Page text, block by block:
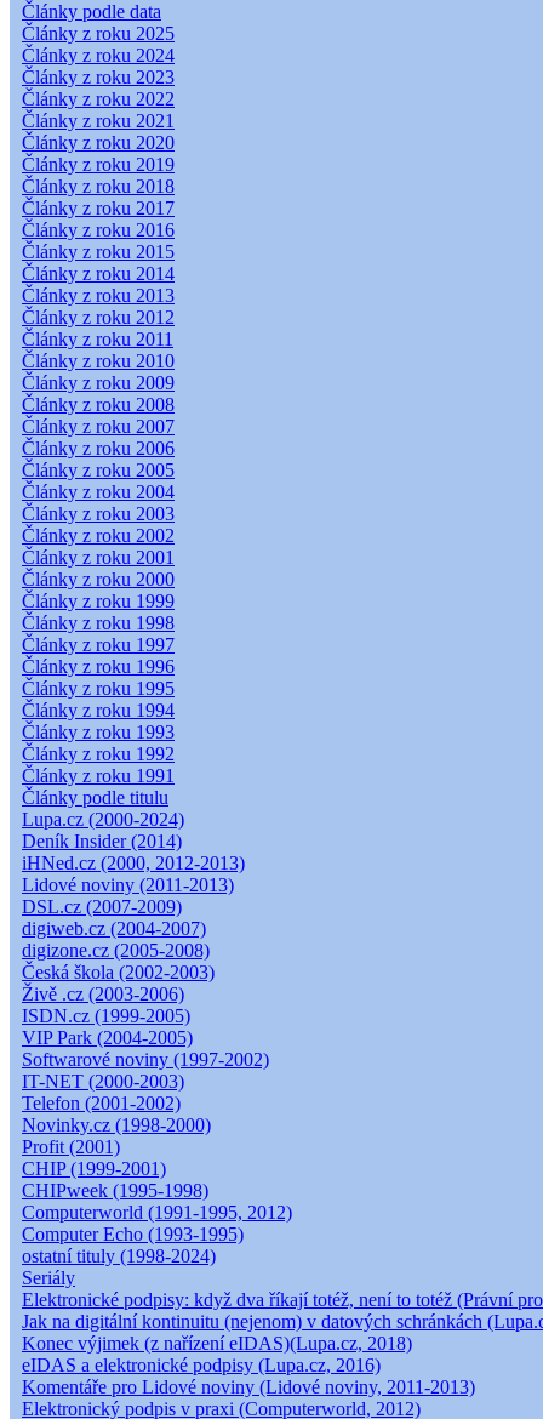
Články podle data
Články z roku 2025
Články z roku 2024
Články z roku 2023
Články z roku 2022
Články z roku 2021
Články z roku 2020
Články z roku 2019
Články z roku 2018
Články z roku 2017
Články z roku 2016
Články z roku 2015
Články z roku 2014
Články z roku 2013
Články z roku 2012
Články z roku 2011
Články z roku 2010
Články z roku 2009
Články z roku 2008
Články z roku 2007
Články z roku 2006
Články z roku 2005
Články z roku 2004
Články z roku 2003
Články z roku 2002
Články z roku 2001
Články z roku 2000
Články z roku 1999
Články z roku 1998
Články z roku 1997
Články z roku 1996
Články z roku 1995
Články z roku 1994
Články z roku 1993
Články z roku 1992
Články z roku 1991
Články podle titulu
Lupa.cz (2000-2024)
Deník Insider (2014)
iHNed.cz (2000, 2012-2013)
Lidové noviny (2011-2013)
DSL.cz (2007-2009)
digiweb.cz (2004-2007)
digizone.cz (2005-2008)
Česká škola (2002-2003)
Živě .cz (2003-2006)
ISDN.cz (1999-2005)
VIP Park (2004-2005)
Softwarové noviny (1997-2002)
IT-NET (2000-2003)
Telefon (2001-2002)
Novinky.cz (1998-2000)
Profit (2001)
CHIP (1999-2001)
CHIPweek (1995-1998)
Computerworld (1991-1995, 2012)
Computer Echo (1993-1995)
ostatní tituly (1998-2024)
Seriály
Elektronické podpisy: když dva říkají totéž, není to totéž (Právní
Jak na digitální kontinuitu (nejenom) v datových schránkách
Konec výjimek (z nařízení eIDAS)(Lupa.cz, 2018)
eIDAS a elektronické podpisy (Lupa.cz, 2016)
Komentáře pro Lidové noviny (Lidové noviny, 2011-2013)
Elektronický podpis v praxi (Computerworld, 2012)